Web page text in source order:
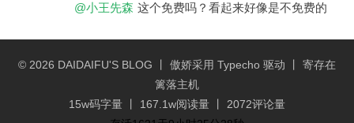
@小王先森 这个免费吗？看起来好像是不免费的
© 2026 DAIDAIFU'S BLOG 丨 傲娇采用 Typecho 驱动 丨 寄存在
篱落主机
15w码字量 丨 167.1w阅读量 丨 2072评论量